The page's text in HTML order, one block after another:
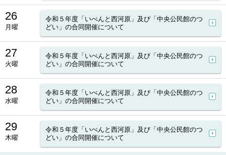
26
月曜
令和５年度「いべんと西河原」及び「中央公民館のつ
どい」の合同開催について
27
火曜
令和５年度「いべんと西河原」及び「中央公民館のつ
どい」の合同開催について
28
水曜
令和５年度「いべんと西河原」及び「中央公民館のつ
どい」の合同開催について
29
木曜
令和５年度「いべんと西河原」及び「中央公民館のつ
どい」の合同開催について